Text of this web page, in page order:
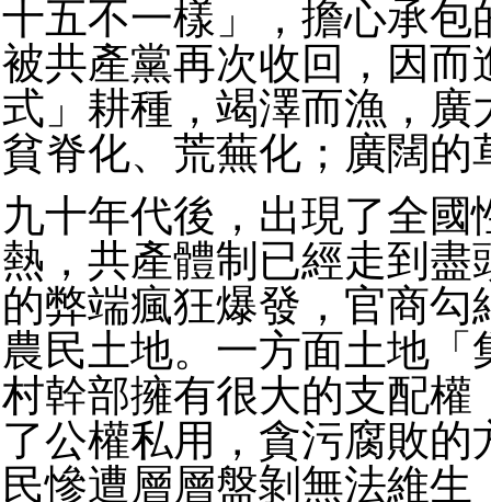
十五不一樣」，擔心承包
被共產黨再次收回，因而
式」耕種，竭澤而漁，廣
貧脊化、荒蕪化；廣闊的
九十年代後，出現了全國
熱，共產體制已經走到盡
的弊端瘋狂爆發，官商勾
農民土地。一方面土地「
村幹部擁有很大的支配權
了公權私用，貪污腐敗的
民慘遭層層盤剝無法維生